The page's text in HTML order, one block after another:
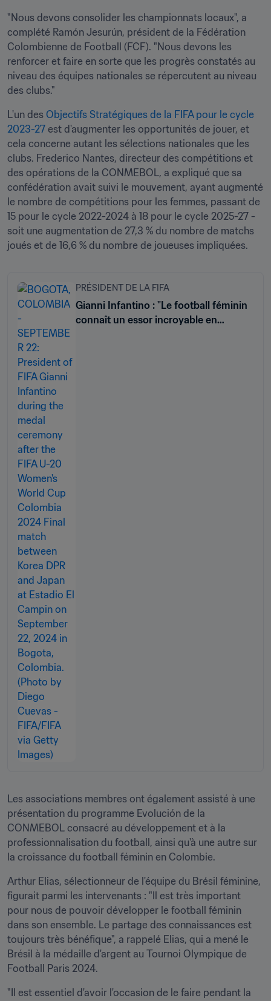
"Nous devons consolider les championnats locaux", a
complété Ramón Jesurún, président de la Fédération
Colombienne de Football (FCF). "Nous devons les
renforcer et faire en sorte que les progrès constatés au
niveau des équipes nationales se répercutent au niveau
des clubs."
L'un des Objectifs Stratégiques de la FIFA pour le cycle
2023-27 est d'augmenter les opportunités de jouer, et
cela concerne autant les sélections nationales que les
clubs. Frederico Nantes, directeur des compétitions et
des opérations de la CONMEBOL, a expliqué que sa
confédération avait suivi le mouvement, ayant augmenté
le nombre de compétitions pour les femmes, passant de
15 pour le cycle 2022-2024 à 18 pour le cycle 2025-27 -
soit une augmentation de 27,3 % du nombre de matchs
joués et de 16,6 % du nombre de joueuses impliquées.
PRÉSIDENT DE LA FIFA
Gianni Infantino : "Le football féminin
connaît un essor incroyable en
Les associations membres ont également assisté à une
présentation du programme Evolución de la
CONMEBOL consacré au développement et à la
professionnalisation du football, ainsi qu'à une autre sur
la croissance du football féminin en Colombie.
Arthur Elias, sélectionneur de l'équipe du Brésil féminine,
figurait parmi les intervenants : "Il est très important
pour nous de pouvoir développer le football féminin
dans son ensemble. Le partage des connaissances est
toujours très bénéfique", a rappelé Elias, qui a mené le
Brésil à la médaille d'argent au Tournoi Olympique de
Football Paris 2024.
"Il est essentiel d'avoir l'occasion de le faire pendant la